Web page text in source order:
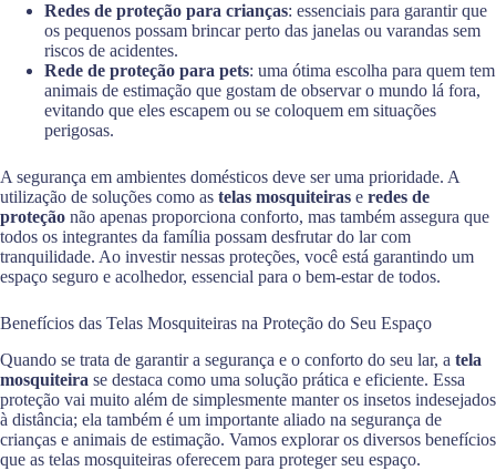
Redes de proteção para crianças: essenciais para garantir que
os pequenos possam brincar perto das janelas ou varandas sem
riscos de acidentes.
Rede de proteção para pets: uma ótima escolha para quem tem
animais de estimação que gostam de observar o mundo lá fora,
evitando que eles escapem ou se coloquem em situações
perigosas.
A segurança em ambientes domésticos deve ser uma prioridade. A
utilização de soluções como as telas mosquiteiras e redes de
proteção não apenas proporciona conforto, mas também assegura que
todos os integrantes da família possam desfrutar do lar com
tranquilidade. Ao investir nessas proteções, você está garantindo um
espaço seguro e acolhedor, essencial para o bem-estar de todos.
Benefícios das Telas Mosquiteiras na Proteção do Seu Espaço
Quando se trata de garantir a segurança e o conforto do seu lar, a tela
mosquiteira se destaca como uma solução prática e eficiente. Essa
proteção vai muito além de simplesmente manter os insetos indesejados
à distância; ela também é um importante aliado na segurança de
crianças e animais de estimação. Vamos explorar os diversos benefícios
que as telas mosquiteiras oferecem para proteger seu espaço.